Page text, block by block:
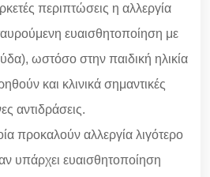
περιπτώσεις η αλλεργία
ευαισθητοποίηση με
ωστόσο στην παιδική ηλικία
και κλινικά σημαντικές
αντιδράσεις.
προκαλούν αλλεργία λιγότερο
υπάρχει ευαισθητοποίηση